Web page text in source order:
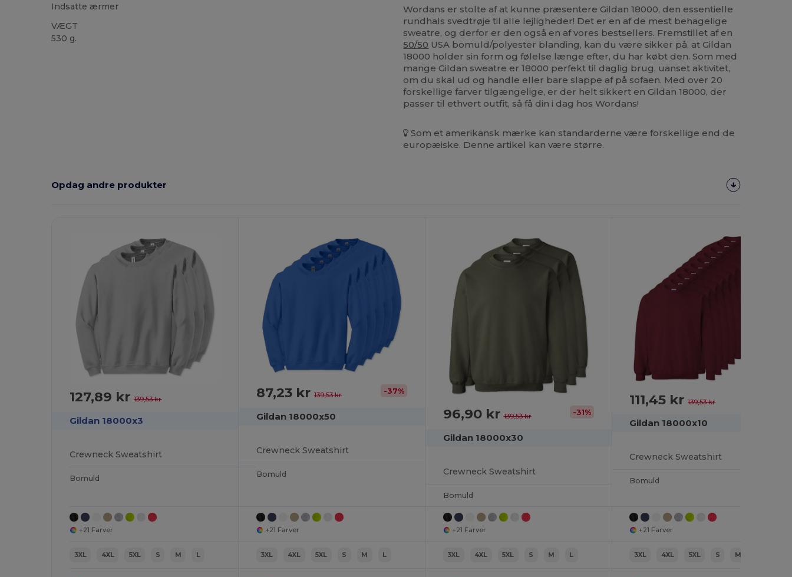
Indsatte ærmer
VÆGT
530 g.
Wordans er stolte af at kunne præsentere Gildan 18000, den essentielle
rundhals svedtrøje til alle lejligheder! Det er en af de mest behagelige
sweatre, og derfor er den også en af vores bestsellers. Fremstillet af en
50/50 USA bomuld/polyester blanding, kan du være sikker på, at Gildan
18000 holder sin form og følelse længe efter, du har købt den. Som med
mange Gildan sweatre er 18000 perfekt til daglig brug, uanset aktivitet,
om du skal ud og handle eller bare slappe af på sofaen. Med over 20
forskellige farver tilgængelige, er der helt sikkert en Gildan 18000, der
passer til ethvert outfit, så få din i dag hos Wordans!
Som et amerikansk mærke kan standarderne være forskellige end de
europæiske. Denne artikel kan være større.
Opdag andre produkter
127,89 kr139,53 kr
Gildan 18000x3
Crewneck Sweatshirt
Bomuld
+21 Farver
3XL 4XL 5XL S M L
87,23 kr 139,53 kr -37%
Gildan 18000x50
Crewneck Sweatshirt
Bomuld
+21 Farver
3XL 4XL 5XL S M L
96,90 kr139,53 kr -31%
Gildan 18000x30
Crewneck Sweatshirt
Bomuld
+21 Farver
3XL 4XL 5XL S M L
111,45 kr139,53 kr
Gildan 18000x10
Crewneck Sweatshirt
Bomuld
+21 Farver
3XL 4XL 5XL S M